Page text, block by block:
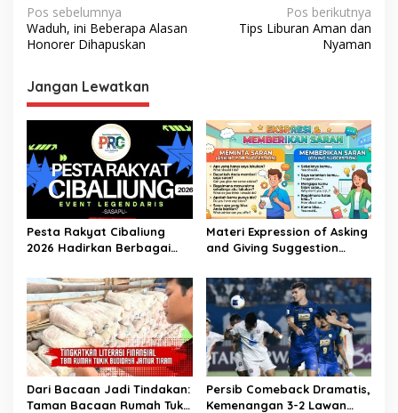
Navigasi
pos
Pos sebelumnya
Waduh, ini Beberapa Alasan
Honorer Dihapuskan
Pos berikutnya
Tips Liburan Aman dan
Nyaman
Jangan Lewatkan
Pesta Rakyat Cibaliung
2026 Hadirkan Berbagai
Materi Expression of Asking
and Giving Suggestion
Kelas 11
Dari Bacaan Jadi Tindakan:
Taman Bacaan Rumah Tukik
Persib Comeback Dramatis,
Kemenangan 3-2 Lawan